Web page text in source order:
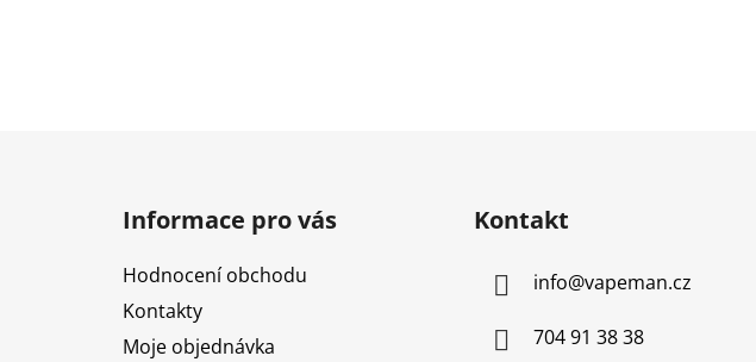
Informace pro vás
Hodnocení obchodu
Kontakty
Moje objednávka
Kontakt
info@vapeman.cz
704 91 38 38